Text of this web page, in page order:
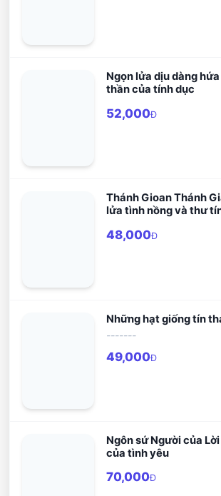
Ngọn lửa dịu dàng
thần của tính dục
52,000Đ
Thánh Gioan Thánh
lửa tình nồng và thư
48,000Đ
Những hạt giống tín
-------
49,000Đ
Ngôn sứ Người của
của tình yêu
70,000Đ